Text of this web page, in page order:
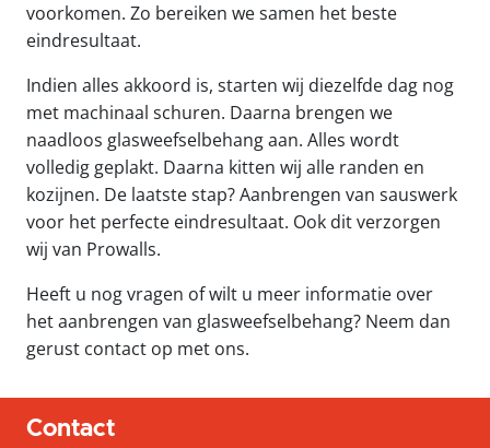
voorkomen. Zo bereiken we samen het beste
eindresultaat.
Indien alles akkoord is, starten wij diezelfde dag nog
met machinaal schuren. Daarna brengen we
naadloos glasweefselbehang aan. Alles wordt
volledig geplakt. Daarna kitten wij alle randen en
kozijnen. De laatste stap? Aanbrengen van sauswerk
voor het perfecte eindresultaat. Ook dit verzorgen
wij van Prowalls.
Heeft u nog vragen of wilt u meer informatie over
het aanbrengen van glasweefselbehang? Neem dan
gerust contact op met ons.
Contact